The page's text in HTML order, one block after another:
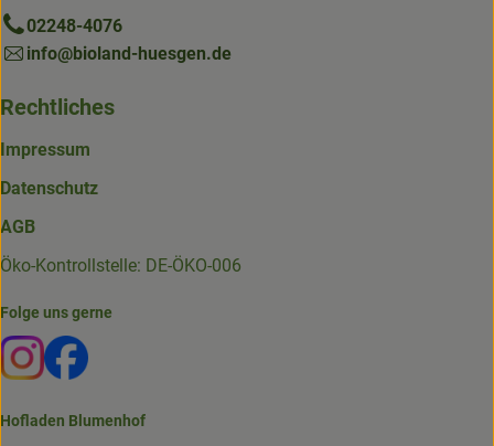
02248-4076
info@bioland-huesgen.de
Rechtliches
Impressum
Datenschutz
AGB
Öko-Kontrollstelle: DE-ÖKO-006
Folge uns gerne
Externer Link zu https://www.instagram.com/die.hofkiste/
Externer Link zu https://www.facebook.com/p/Die-
Hofladen Blumenhof